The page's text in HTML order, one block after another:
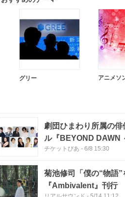
グリー アニメソ
劇団ひまわり所属の
ル『BEYOND DAWN
チケットぴあ - 6/8 15:30
菊池修司「僕の“物語
『Ambivalent』刊行